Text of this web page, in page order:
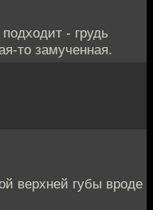
- грудь
то замученная.
верхней губы вроде